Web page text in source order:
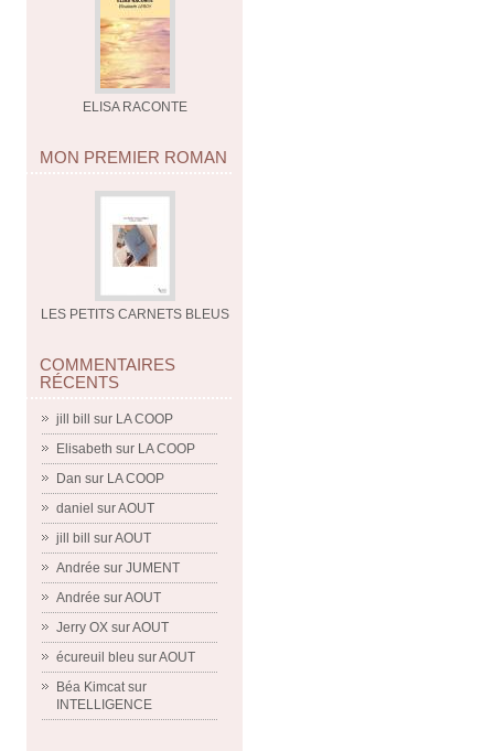
ELISA RACONTE
MON PREMIER ROMAN
LES PETITS CARNETS BLEUS
COMMENTAIRES
RÉCENTS
jill bill sur LA COOP
Elisabeth sur LA COOP
Dan sur LA COOP
daniel surAOUT
jill bill
surAOUT
Andrée sur JUMENT
Andrée surAOUT
Jerry OX surAOUT
écureuil bleu surAOUT
Béa Kimcatsur
INTELLIGENCE